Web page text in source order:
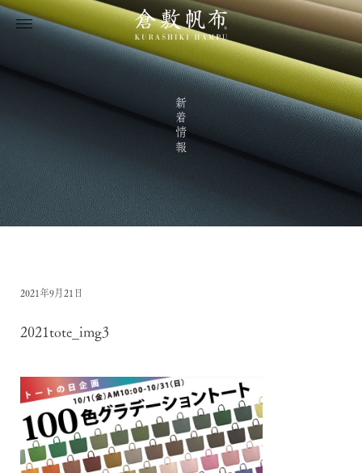
新着情報
2021年9月21日
2021tote_img3